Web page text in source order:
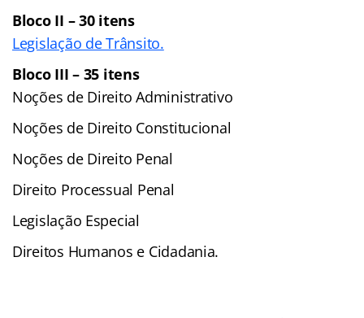
Bloco II – 30 itens
Legislação de Trânsito.
Bloco III – 35 itens
Noções de Direito Administrativo
Noções de Direito Constitucional
Noções de Direito Penal
Direito Processual Penal
Legislação Especial
Direitos Humanos e Cidadania.